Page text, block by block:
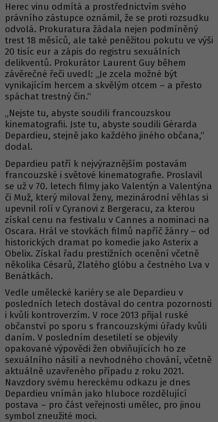
Herec vinu odmítá a prostřednictvím svého
právního zástupce oznámil, že se proti rozsudku
odvolá. Prokuratura žádala nejen podmíněný
trest 18 měsíců, ale také peněžitou pokutu ve výši
20 tisíc eur a zápis do registru sexuálních
delikventů. Prokurátor Laurent Guy během
závěrečné řeči uvedl: „Je zcela možné být
vynikajícím hercem a skvělým otcem – a přesto
spáchat trestný čin.“
„Nejste tu, abyste soudili francouzskou
kinematografii. Jste tu, abyste soudili Gérarda
Depardieu, stejně jako každého jiného občana,“
dodal.
Depardieu patří k nejvýraznějším postavám
francouzské i světové kinematografie. Proslavil
se už v 70. letech filmy jako Valentýn a Valentýna
či Muž, který miloval ženy, mezinárodní věhlas si
upevnil rolí v Cyranovi z Bergeracu, za kterou
získal cenu na festivalu v Cannes a nominaci na
Oscara. Hrál ve stovkách filmů napříč žánry – od
historických dramat po komedie jako Asterix a
Obelix. Získal řadu prestižních ocenění včetně
několika Césarů, Zlatého glóbu a čestného Lva v
Benátkách.
Vedle umělecké kariéry se ale Depardieu v
posledních letech dostával do centra pozornosti
i kvůli kontroverzím. V roce 2013 přijal ruské
občanství po sporu s francouzskými úřady kvůli
daním. V posledním desetiletí se objevily
opakované výpovědi žen obviňujících ho ze
sexuálního násilí a nevhodného chování, včetně
aktuálně uzavřeného případu z roku 2021.
Navzdory svému hereckému odkazu je dnes
Depardieu vnímán jako hluboce rozdělující
postava – pro část veřejnosti umělec, pro jinou
symbol zneužité moci.